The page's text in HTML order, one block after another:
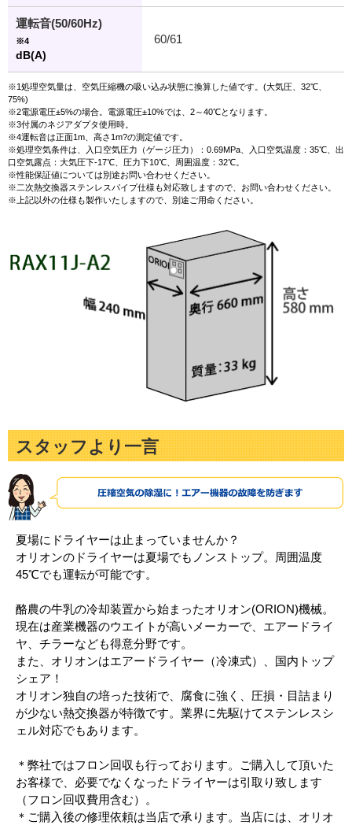
運転音(50/60Hz)
※4
dB(A)
60/61
※1処理空気量は、空気圧縮機の吸い込み状態に換算した値です。(大気圧、32℃、
75%)
※2電源電圧±5%の場合。電源電圧±10%では、2～40℃となります。
※3付属のネジアダプタ使用時。
※4運転音は正面1m、高さ1m?の測定値です。
※処理空気条件は、入口空気圧力（ゲージ圧力）：0.69MPa、入口空気温度：35℃、出
口空気露点：大気圧下-17℃、圧力下10℃、周囲温度：32℃。
※性能保証値については別途お問い合わせください。
※二次熱交換器ステンレスパイプ仕様も対応致しますので、お問い合わせください。
※上記以外の仕様も製作いたしますので、別途ご用命ください。
スタッフより一言
夏場にドライヤーは止まっていませんか？
オリオンのドライヤーは夏場でもノンストップ。周囲温度
45℃でも運転が可能です。
酪農の牛乳の冷却装置から始まったオリオン(ORION)機械。
現在は産業機器のウエイトが高いメーカーで、エアードライ
ヤ、チラーなども得意分野です。
また、オリオンはエアードライヤー（冷凍式）、国内トップ
シェア！
オリオン独自の培った技術で、腐食に強く、圧損・目詰まり
が少ない熱交換器が特徴です。業界に先駆けてステンレスシ
ェル対応でもあります。
＊弊社ではフロン回収も行っております。ご購入して頂いた
お客様で、必要でなくなったドライヤーは引取り致します
（フロン回収費用含む）。
＊ご購入後の修理依頼は当店で承ります。当店には、オリオ